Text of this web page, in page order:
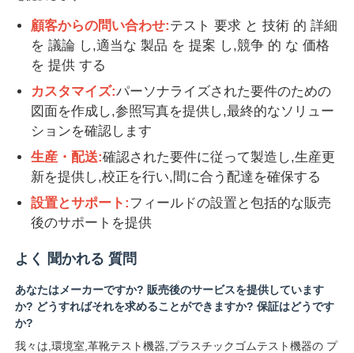
顧客からの問い合わせ:テスト 要求 と 技術 的 詳細
を 議論 し,適当な 製品 を 提案 し,競争 的 な 価格
を 提供 する
カスタマイズ:パーソナライズされた要件のための
図面を作成し,参照写真を提供し,最終的なソリュー
ションを確認します
生産・配送:確認された要件に従って製造し,生産更
新を提供し,校正を行い,間に合う配達を確保する
設置とサポート:フィールドの設置と包括的な販売
後のサポートを提供
よく 聞かれる 質問
あなたはメーカーですか? 販売後のサービスを提供しています
か? どうすればそれを求めることができますか? 保証はどうです
か?
我々は,環境室,革靴テスト機器,プラスチックゴムテスト機器の プ